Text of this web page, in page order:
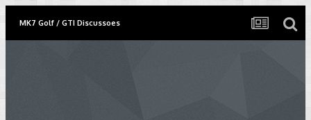
MK7 Golf / GTI Discussoes